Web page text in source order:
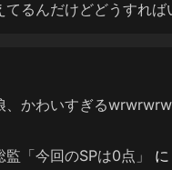
てるんだけどどうすれば
、かわいすぎる
監「今回のSPは0点」
に